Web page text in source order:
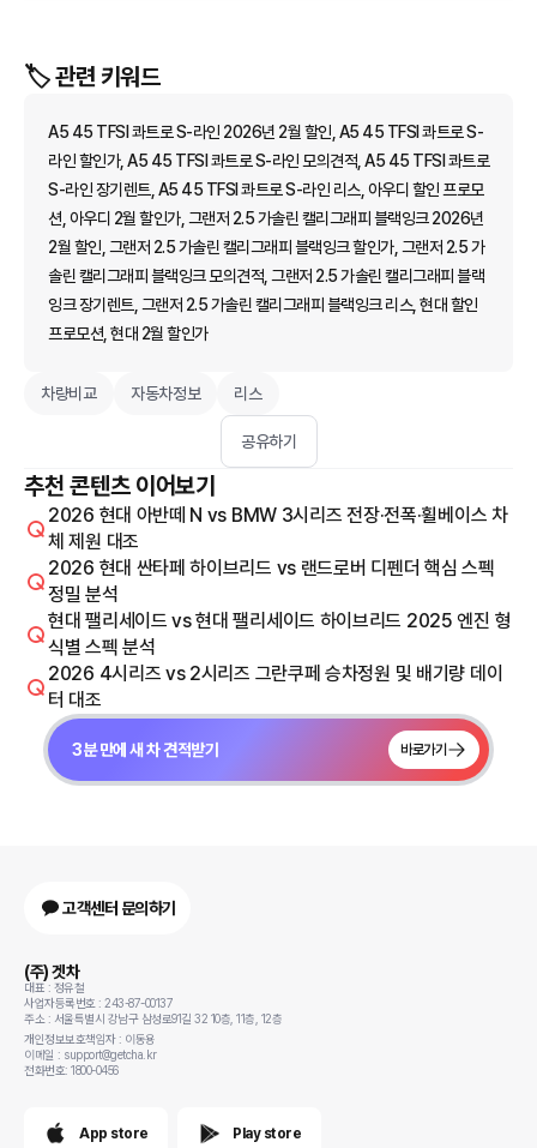
🏷️ 관련 키워드
A5 45 TFSI 콰트로 S-라인 2026년 2월 할인, A5 45 TFSI 콰트로 S-
라인 할인가, A5 45 TFSI 콰트로 S-라인 모의견적, A5 45 TFSI 콰트로
S-라인 장기렌트, A5 45 TFSI 콰트로 S-라인 리스, 아우디 할인 프로모
션, 아우디 2월 할인가, 그랜저 2.5 가솔린 캘리그래피 블랙잉크 2026년
2월 할인, 그랜저 2.5 가솔린 캘리그래피 블랙잉크 할인가, 그랜저 2.5 가
솔린 캘리그래피 블랙잉크 모의견적, 그랜저 2.5 가솔린 캘리그래피 블랙
잉크 장기렌트, 그랜저 2.5 가솔린 캘리그래피 블랙잉크 리스, 현대 할인
프로모션, 현대 2월 할인가
차량비교 자동차정보 리스
공유하기
추천 콘텐츠 이어보기
2026 현대 아반떼 N vs BMW 3시리즈 전장·전폭·휠베이스 차
체 제원 대조
2026 현대 싼타페 하이브리드 vs 랜드로버 디펜더 핵심 스펙
정밀 분석
현대 팰리세이드 vs 현대 팰리세이드 하이브리드 2025 엔진 형
식별 스펙 분석
2026 4시리즈 vs 2시리즈 그란쿠페 승차정원 및 배기량 데이
터 대조
3분 만에 새 차 견적받기 바로가기
고객센터 문의하기
(주) 겟차
대표 : 정유철
사업자등록번호 : 243-87-00137
주소 : 서울특별시 강남구 삼성로91길 32 10층, 11층, 12층
개인정보보호책임자 : 이동용
이메일 : support@getcha.kr
전화번호: 1800-0456
App store Play store